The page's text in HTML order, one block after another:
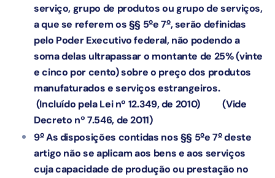
serviço, grupo de produtos ou grupo de serviços,
a que se referem os §§ 5oe 7o, serão definidas
pelo Poder Executivo federal, não podendo a
soma delas ultrapassar o montante de 25% (vinte
e cinco por cento) sobre o preço dos produtos
manufaturados e serviços estrangeiros.
(Incluído pela Lei nº 12.349, de 2010)
(Vide
Decreto nº 7.546, de 2011)
9oAs disposições contidas nos §§ 5oe 7odeste
artigo não se aplicam aos bens e aos serviços
cuja capacidade de produção ou prestação no